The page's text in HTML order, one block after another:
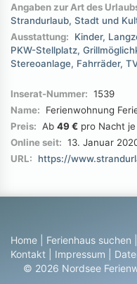
Angaben zur Art des
Strandurlaub Stadt und
Ausstattung:
Kinder
PKW-Stellplatz
Stereoanlage Fahrräder TV
Inserat-Nummer: 1539
Name:
Ferienwohnung
Preis: Ab 49 € pro Nacht
Online seit: 13. Januar
URL:
https://
Home Ferienhaus suchen
Kontakt
Impressum
© 2026 Nordsee